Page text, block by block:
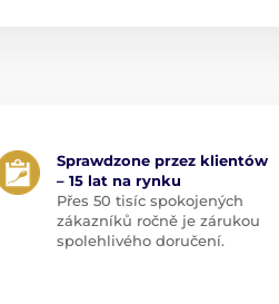
Sprawdzone przez klientów
– 15 lat na rynku
Přes 50 tisíc spokojených
zákazníků ročně je zárukou
spolehlivého doručení.